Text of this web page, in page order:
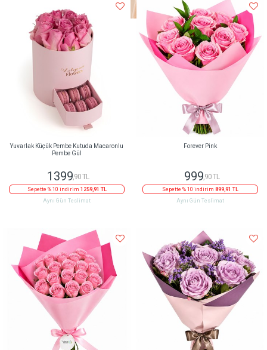
Yuvarlak Küçük Pembe Kutuda Macaronlu
Pembe Gül
1399 ,90 TL
Sepette % 10 indirim 1259,91 TL
Aynı Gün Teslimat
Forever Pink
999,90 TL
Sepette % 10 indirim 899,91 TL
Aynı Gün Teslimat